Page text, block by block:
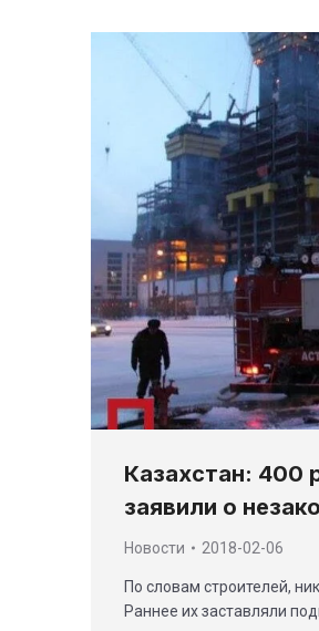
Казахстан: 400
заявили о
Новости 2018-02-06
По словам строителей,
Раннее их заставляли